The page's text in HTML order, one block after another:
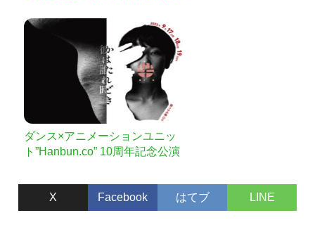
ダンス×アニメーションユニッ
ト”Hanbun.co” 10周年記念公演
たい！
X
Facebook はてブ LINE